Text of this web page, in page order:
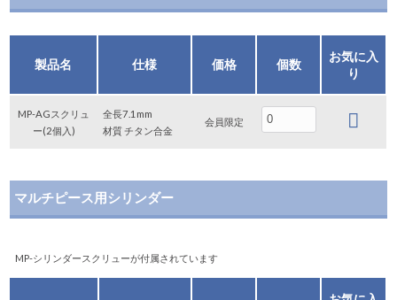
製品名 仕様 価格 個数
お気に入
り
MP-AGスクリュ
ー(2個入)
全長7.1mm
材質 チタン合金
会員限定
マルチピース用シリンダー
MP-シリンダースクリューが付属されています